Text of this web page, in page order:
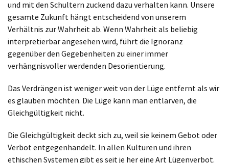
und mit den Schultern zuckend dazu verhalten kann. Unsere
gesamte Zukunft hängt entscheidend von unserem
Verhältnis zur Wahrheit ab. Wenn Wahrheit als beliebig
interpretierbar angesehen wird, führt die Ignoranz
gegenüber den Gegebenheiten zu einer immer
verhängnisvoller werdenden Desorientierung.
Das Verdrängen ist weniger weit von der Lüge entfernt als wir
es glauben möchten. Die Lüge kann man entlarven, die
Gleichgültigkeit nicht.
Die Gleichgültigkeit deckt sich zu, weil sie keinem Gebot oder
Verbot entgegenhandelt. In allen Kulturen und ihren
ethischen Systemen gibt es seit je her eine Art Lügenverbot.